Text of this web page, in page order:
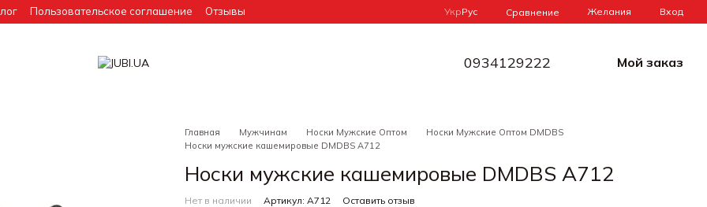
Пользовательское соглашение
Отзывы
УкрРус Сравнение Желания Вход
0934129222 Мой заказ
Главная Мужчинам Носки Мужские Оптом
Носки Мужские Оптом DMDBS
Носки мужские кашемировые DMDBS A712
Носки мужские кашемировые DMDBS A712
Нет в наличии Артикул: А712 Оставить отзыв